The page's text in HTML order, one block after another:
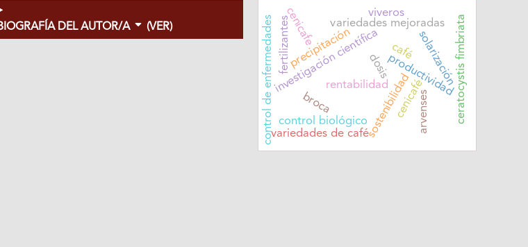
DEL AUTOR/A (VER) investigación científica
sostenibilidad
productividad
cenicafé
variedades mejoradas
rentabilidad
broca arvenses
solarización
control de enfermedades control biológico ceratocystis fimbriata
precipitación
cenicafe
fertilizantes dosis
café
viveros
variedades de café